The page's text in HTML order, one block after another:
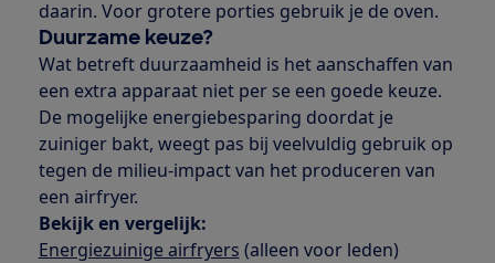
daarin. Voor grotere porties gebruik je de oven.
Duurzame keuze?
Wat betreft duurzaamheid is het aanschaffen van
een extra apparaat niet per se een goede keuze.
De mogelijke energiebesparing doordat je
zuiniger bakt, weegt pas bij veelvuldig gebruik op
tegen de milieu-impact van het produceren van
een airfryer.
Bekijk en vergelijk:
Energiezuinige airfryers (alleen voor leden)